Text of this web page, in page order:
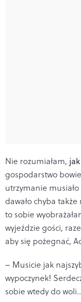
Nie rozumiałam,
gospodarstwo
utrzymanie
dawało chyba
to sobie
wyjeździe gości,
aby się pożegnać,
– Musicie jak
wypoczynek!
sobie wtedy do